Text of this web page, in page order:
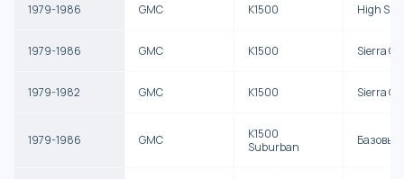
1979-1986 GMC K1500 High
1979-1986 GMC K1500 Sierra
1979-1982 GMC K1500 Sierra
1979-1986 GMC
K1500
Suburban
Базовый